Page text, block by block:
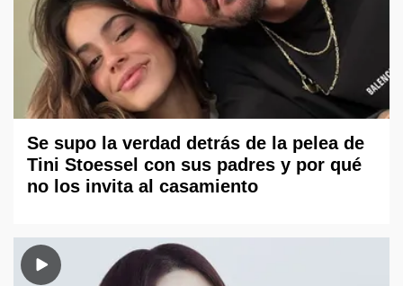
Se supo la verdad detrás de la pelea de
Tini Stoessel con sus padres y por qué
no los invita al casamiento